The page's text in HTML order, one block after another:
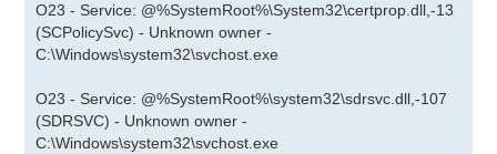
O23 - Service: @%SystemRoot%\System32\certprop.dll,-13
(SCPolicySvc) - Unknown owner -
C:\Windows\system32\svchost.exe
O23 - Service: @%SystemRoot%\system32\sdrsvc.dll,-107
(SDRSVC) - Unknown owner -
C:\Windows\system32\svchost.exe